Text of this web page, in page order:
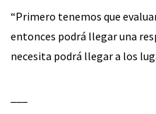
“Primero tenemos que
entonces podrá llegar una
necesita podrá llegar a los